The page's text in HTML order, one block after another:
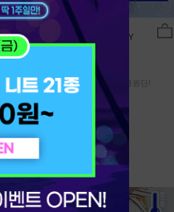
NK62-TS-32/일루민 뒤트임 셔츠_DY
21,900원
[ 답답한ZERO! 시스루 원단! ]
[55-99] 은은하게 반짝이는 고급링클원단!
자연스럽게 흐르는 핏!
Free
리뷰15
NEW
7%